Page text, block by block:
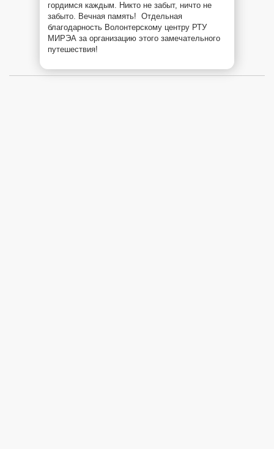
гордимся каждым. Никто не забыт, ничто не
забыто. Вечная память! Отдельная
благодарность Волонтерскому центру РТУ
МИРЭА за организацию этого замечательного
путешествия!